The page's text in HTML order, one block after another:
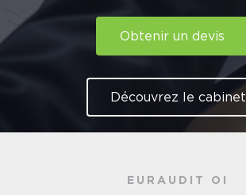
Obtenir un devis
Découvrez le cabinet
EURAUDIT OI